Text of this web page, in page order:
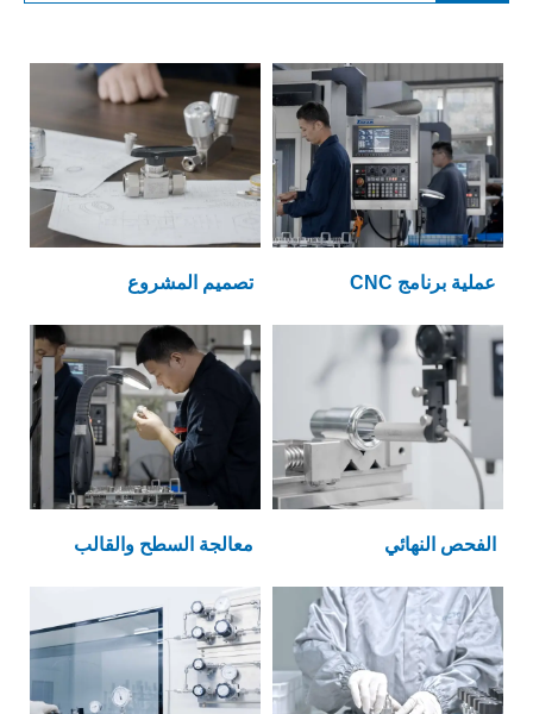
تصميم المشروع عملية برنامج CNC
معالجة السطح والقالب الفحص النهائي